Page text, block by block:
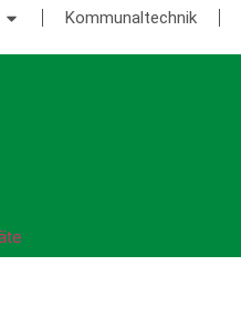
Kommunaltechnik